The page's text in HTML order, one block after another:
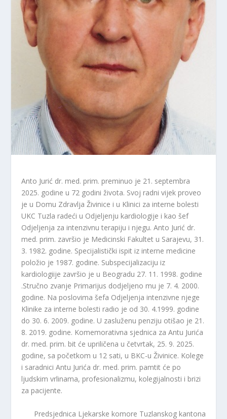
Anto Jurić dr. med. prim. preminuo je 21. septembra
2025. godine u 72 godini života. Svoj radni vijek proveo
je u Domu Zdravlja Živinice i u Klinici za interne bolesti
UKC Tuzla radeći u Odjeljenju kardiologije i kao šef
Odjeljenja za intenzivnu terapiju i njegu. Anto Jurić dr.
med. prim. završio je Medicinski Fakultet u Sarajevu, 31.
3. 1982. godine. Specijalistički ispit iz interne medicine
položio je 1987. godine. Subspecijalizaciju iz
kardiologiije završio je u Beogradu 27. 11. 1998. godine
.Stručno zvanje Primarijus dodjeljeno mu je 7. 4. 2000.
godine. Na poslovima šefa Odjeljenja intenzivne njege
Klinike za interne bolesti radio je od 30. 4.1999. godine
do 30. 6. 2009. godine. U zasluženu penziju otišao je 21.
8. 2019. godine. Komemorativna sjednica za Antu Jurića
dr. med. prim. bit će upriličena u četvrtak, 25. 9. 2025.
godine, sa početkom u 12 sati, u BKC-u Živinice. Kolege
i saradnici Antu Jurića dr. med. prim. pamtit će po
ljudskim vrlinama, profesionalizmu, kolegijalnosti i brizi
za pacijente.
Predsjednica Ljekarske komore Tuzlanskog kantona